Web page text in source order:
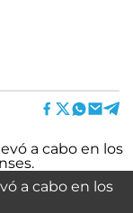
a cabo en los